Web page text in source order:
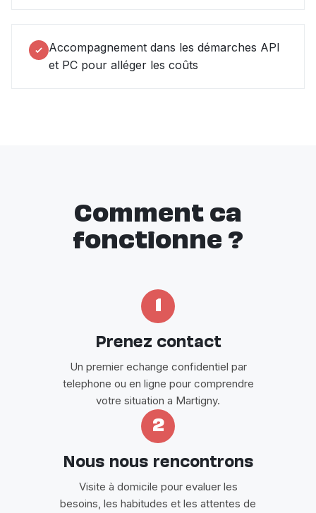
Accompagnement dans les démarches API
et PC pour alléger les coûts
Comment ca
fonctionne ?
Prenez contact
Un premier echange confidentiel par
telephone ou en ligne pour comprendre
votre situation a Martigny.
2
Nous nous rencontrons
Visite à domicile pour evaluer les
besoins, les habitudes et les attentes de